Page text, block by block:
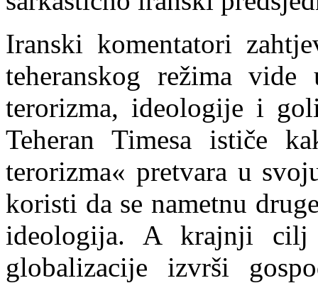
Iranski komentatori
teheranskog režima
terorizma, ideologije i
Teheran Timesa ističe
terorizma« pretvara u
koristi da se nametnu
ideologija. A krajnji
globalizacije izvrši